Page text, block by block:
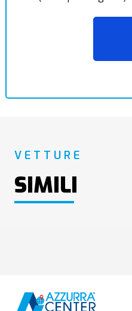
VETTURE
SIMILI